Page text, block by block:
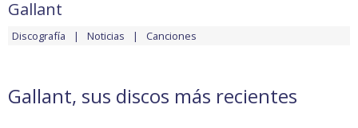
Gallant
Discografía Noticias Canciones
Gallant, sus discos más recientes